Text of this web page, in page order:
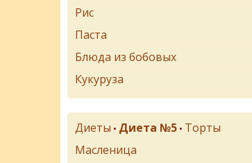
Рис
Паста
Блюда из бобовых
Кукуруза
Диеты • Диета №5 • Торты
Масленица